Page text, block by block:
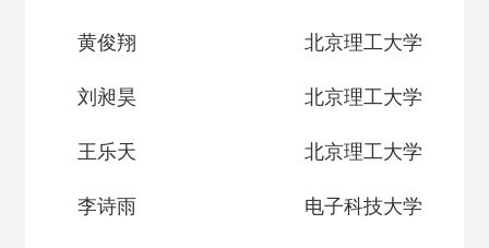
黄俊翔 北京理工大学
刘昶昊 北京理工大学
王乐天 北京理工大学
李诗雨 电子科技大学